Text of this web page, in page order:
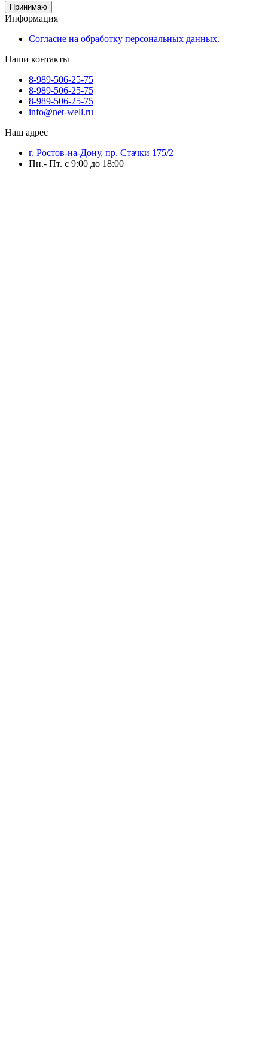
Принимаю
Информация
Согласие на обработку персональных данных.
Наши контакты
8-989-506-25-75
8-989-506-25-75
8-989-506-25-75
info@net-well.ru
Наш адрес
г. Ростов-на-Дону, пр. Стачки 175/2
Пн.- Пт. с 9:00 до 18:00